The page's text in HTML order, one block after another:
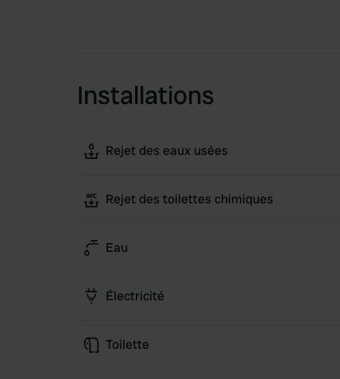
Installations
Rejet des eaux usées
Rejet des toilettes chimiques
Eau
Électricité
Toilette